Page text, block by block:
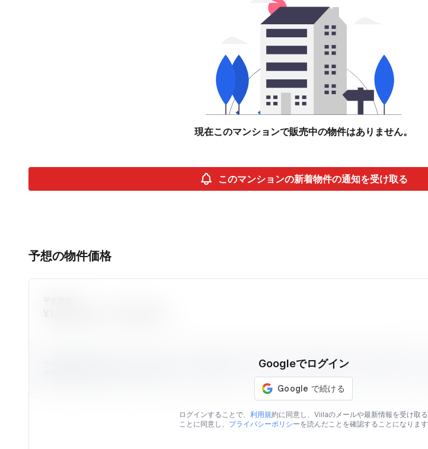
現在このマンションで販売中の物件はありません。
このマンションの新着物件の通知を受け取る
予想の物件価格
Googleでログイン
ログインすることで、 利用規約に同意し、Viilaのメールや最新情報を受け取る
ことに同意し、 プライバシーポリシーを読んだことを確認することになります
予想の物件価格はViilaのデータを元に算出された価格情報です。表示されている予想価格はあくまでも目安であり、販